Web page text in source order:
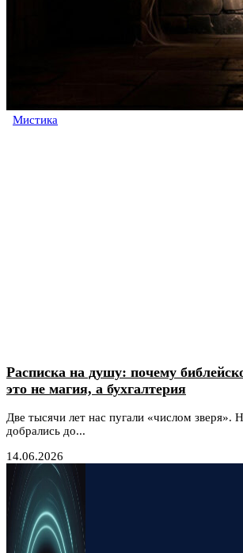
Мистика
Расписка на душу: почему
это не магия, а бухгалтерия
Две тысячи лет нас пугали «числом зверя».
добрались до...
14.06.2026